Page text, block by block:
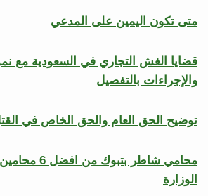
متى تكون اليمين على المدعي
قضايا الغش التجاري في السعودية مع
والإجراءات بالتفصيل
توضيح الحق العام والحق الخاص في
محامي شاطر
الوزارة